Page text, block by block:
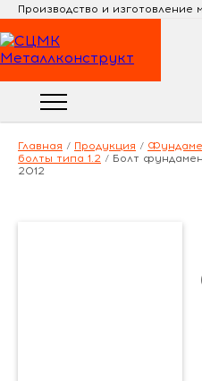
Производство и изготовление
Главная / Продукция /
болты типа 1.2 / Болт
2012